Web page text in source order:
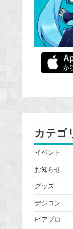
カテゴ
イベント
お知らせ
グッズ
デジコン
ピアプロ